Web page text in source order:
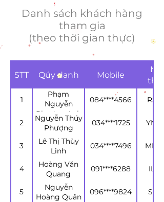
Danh sách khách hàng
tham gia
(theo thời gian thực)
STT Qúy danh Mobile
Mã
1
Phạm
Nguyễn
Phương Anh
084****4566
2
Nguyễn Thúy
Phượng
034****1725
3
Lê Thị Thùy
Linh
034****7496
4
Hoàng Văn
Quang
091****6288
5
Nguyễn
Hoàng Quân
096****9824